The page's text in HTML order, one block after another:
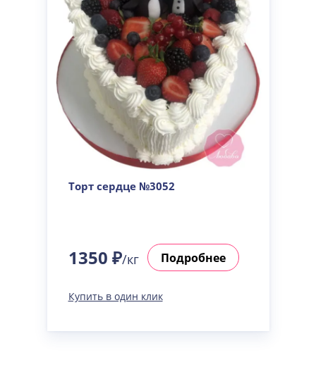
Торт сердце №3052
1350 ₽/кг Подробнее
Купить в один клик